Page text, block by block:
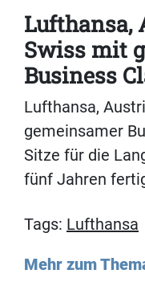
Lufthansa,
Swiss mit
Business
Lufthansa,
gemeinsamer
Sitze für die
fünf Jahren
Tags: Lufthansa
Mehr zum